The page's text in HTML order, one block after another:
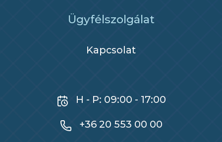
Ügyfélszolgálat
Kapcsolat
H - P: 09:00 - 17:00
+36 20 553 00 00